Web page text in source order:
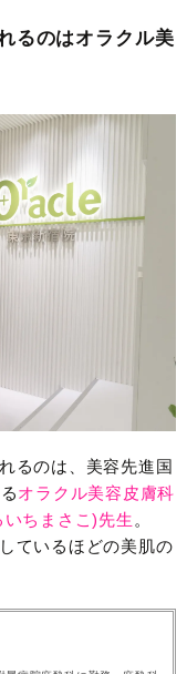
るのはオラクル美
るのは、美容先進国
オラクル美容皮膚科
ちまさこ)先生 。
ているほどの美肌の